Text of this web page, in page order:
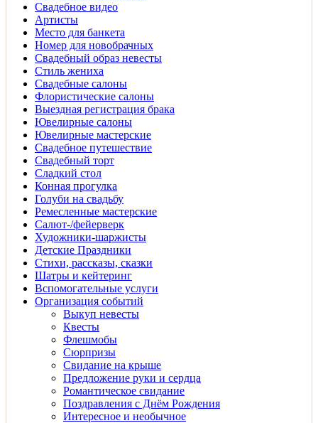
Свадебное видео
Артисты
Место для банкета
Номер для новобрачных
Свадебный образ невесты
Стиль жениха
Свадебные салоны
Флористические салоны
Выездная регистрация брака
Ювелирные салоны
Ювелирные мастерские
Свадебное путешествие
Свадебный торт
Сладкий стол
Конная прогулка
Голуби на свадьбу
Ремесленные мастерские
Салют-/фейерверк
Художники-шаржисты
Детские Праздники
Стихи, рассказы, сказки
Шатры и кейтеринг
Вспомогательные услуги
Организация событий
Выкуп невесты
Квесты
Флешмобы
Сюрпризы
Свидание на крыше
Предложение руки и сердца
Романтическое свидание
Поздравления с Днём Рождения
Интересное и необычное